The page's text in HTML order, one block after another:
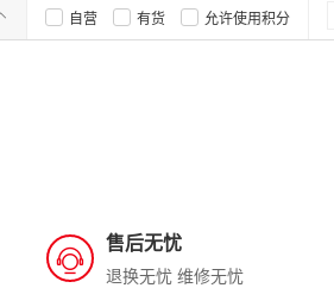
自营 有货 允许使用积分
售后无忧
退换无忧 维修无忧